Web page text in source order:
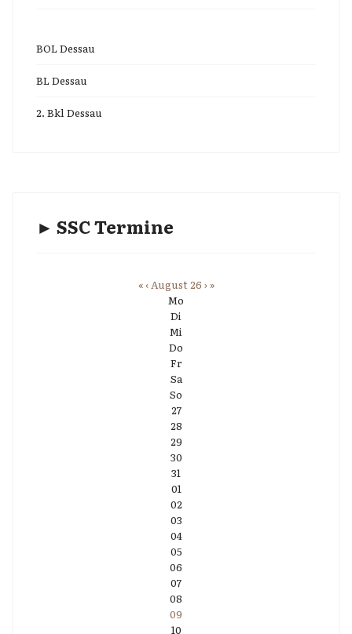
BOL Dessau
BL Dessau
2. Bkl Dessau
► SSC Termine
«‹August 26 ›»
Mo
Di
Mi
Do
Fr
Sa
So
27
28
29
30
31
01
02
03
04
05
06
07
08
09
10